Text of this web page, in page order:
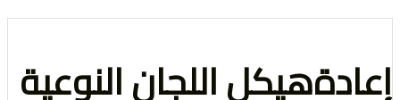
اللجان النوعية